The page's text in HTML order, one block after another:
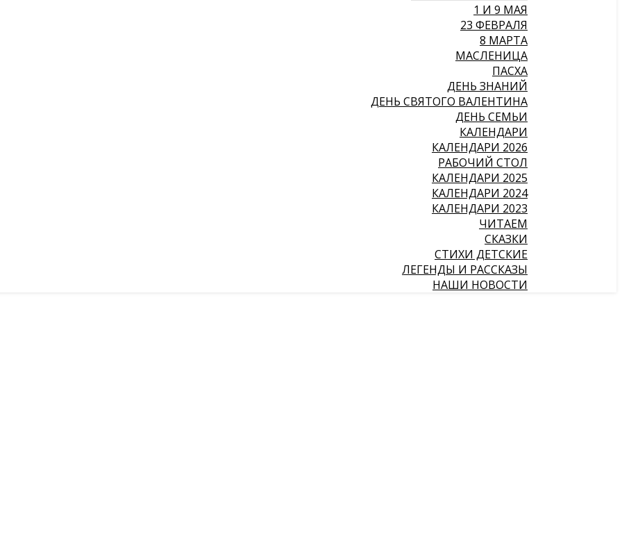
1 И 9 МАЯ
23 ФЕВРАЛЯ
8 МАРТА
МАСЛЕНИЦА
ПАСХА
ДЕНЬ ЗНАНИЙ
ДЕНЬ СВЯТОГО ВАЛЕНТИНА
ДЕНЬ СЕМЬИ
КАЛЕНДАРИ
КАЛЕНДАРИ 2026
РАБОЧИЙ СТОЛ
КАЛЕНДАРИ 2025
КАЛЕНДАРИ 2024
КАЛЕНДАРИ 2023
ЧИТАЕМ
СКАЗКИ
СТИХИ ДЕТСКИЕ
ЛЕГЕНДЫ И РАССКАЗЫ
НАШИ НОВОСТИ